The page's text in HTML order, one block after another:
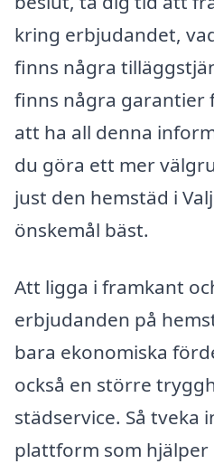
kring erbjudandet,
finns några
finns några garantier
att ha all denna
du göra ett mer
just den hemstäd i
önskemål bäst.
Att ligga i framkant
erbjudanden på
bara ekonomiska
också en större
städservice. Så tveka
plattform som